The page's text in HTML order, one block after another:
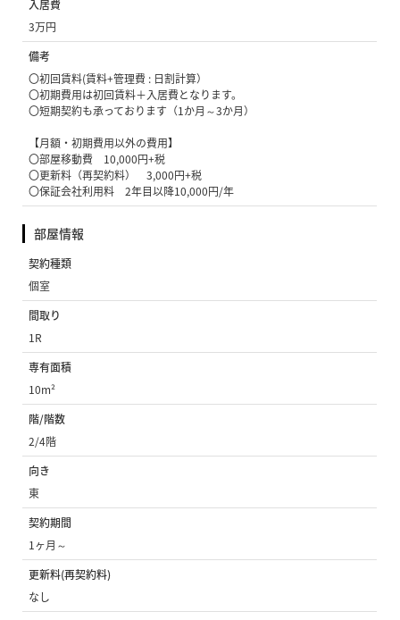
入居費
3万円
備考
〇初回賃料(賃料+管理費 : 日割計算）
〇初期費用は初回賃料＋入居費となります。
〇短期契約も承っております（1か月～3か月）
【月額・初期費用以外の費用】
〇部屋移動費 10,000円+税
〇更新料（再契約料） 3,000円+税
〇保証会社利用料 2年目以降10,000円/年
部屋情報
契約種類
個室
間取り
1R
専有面積
10m²
階/階数
2/4階
向き
東
契約期間
1ヶ月～
更新料(再契約料)
なし